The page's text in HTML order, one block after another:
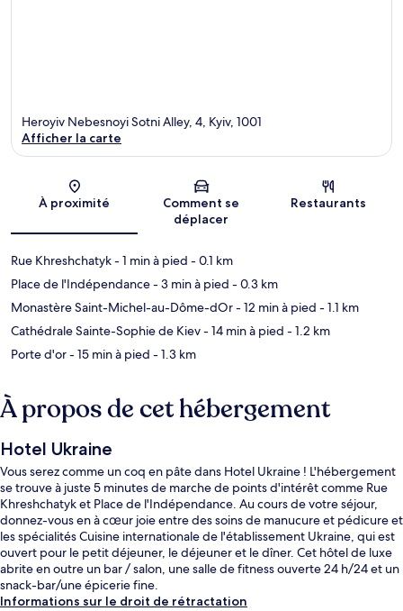
Carte
Heroyiv Nebesnoyi Sotni Alley, 4, Kyiv, 1001
Afficher la carte
À proximité
Comment se
déplacer
Restaurants
Rue Khreshchatyk- 1 min à pied - 0.1 km
Place de l'Indépendance- 3 min à pied - 0.3 km
Monastère Saint-Michel-au-Dôme-dOr- 12 min à pied - 1.1 km
Cathédrale Sainte-Sophie de Kiev- 14 min à pied - 1.2 km
Porte d'or- 15 min à pied - 1.3 km
À propos de cet hébergement
Hotel Ukraine
Vous serez comme un coq en pâte dans Hotel Ukraine ! L'hébergement
se trouve à juste 5 minutes de marche de points d'intérêt comme Rue
Khreshchatyk et Place de l'Indépendance. Au cours de votre séjour,
donnez-vous en à cœur joie entre des soins de manucure et pédicure et
les spécialités Cuisine internationale de l'établissement Ukraine, qui est
ouvert pour le petit déjeuner, le déjeuner et le dîner. Cet hôtel de luxe
abrite en outre un bar / salon, une salle de fitness ouverte 24 h/24 et un
snack-bar/une épicerie fine.
Informations sur le droit de rétractation